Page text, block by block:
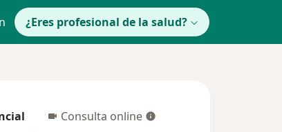
¿Eres profesional de la salud?
Consulta online
Consulta online